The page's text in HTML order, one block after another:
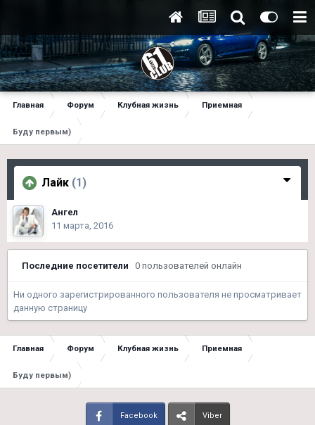
Главная Форум Клубная жизнь Приемная
Буду первым)
Лайк (1)
Ангел
11 марта, 2016
Последние посетители 0 пользователей онлайн
Ни одного зарегистрированного пользователя не просматривает
данную страницу
Главная Форум Клубная жизнь Приемная
Буду первым)
Facebook Viber